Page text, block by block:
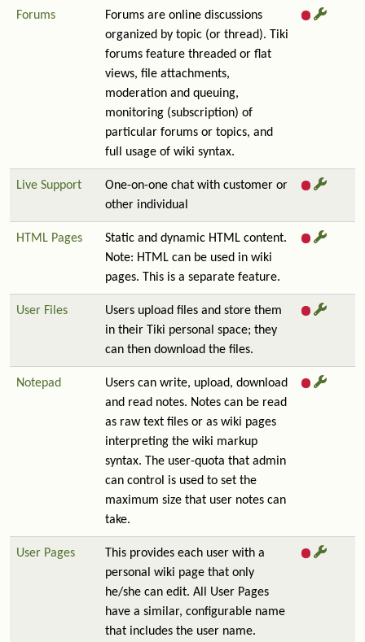
Forums
Forums are online discussions
organized by topic (or thread). Tiki
forums feature threaded or flat
views, file attachments,
moderation and queuing,
monitoring (subscription) of
particular forums or topics, and
full usage of wiki syntax.
Live Support
One-on-one chat with customer or
other individual
HTML Pages
Static and dynamic HTML content.
Note: HTML can be used in wiki
pages. This is a separate feature.
User Files
Users upload files and store them
in their Tiki personal space; they
can then download the files.
Notepad
Users can write, upload, download
and read notes. Notes can be read
as raw text files or as wiki pages
interpreting the wiki markup
syntax. The user-quota that admin
can control is used to set the
maximum size that user notes can
take.
User Pages
This provides each user with a
personal wiki page that only
he/she can edit. All User Pages
have a similar, configurable name
that includes the user name.